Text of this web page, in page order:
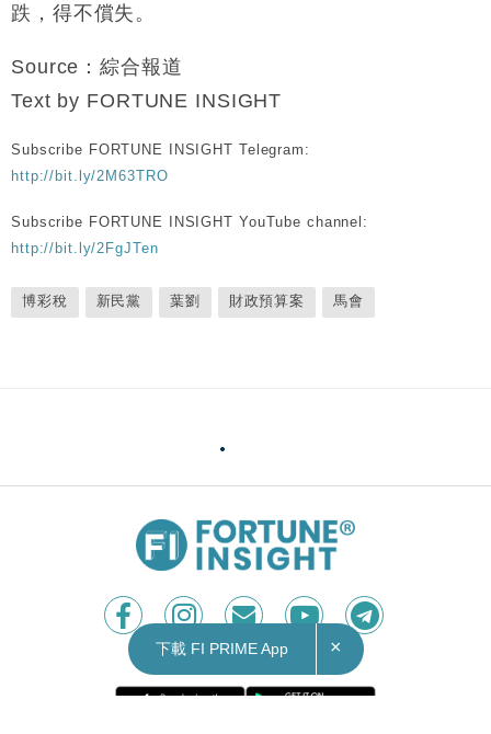
跌，得不償失。
Source：綜合報道
Text by FORTUNE INSIGHT
Subscribe FORTUNE INSIGHT Telegram:
http://bit.ly/2M63TRO
Subscribe FORTUNE INSIGHT YouTube channel:
http://bit.ly/2FgJTen
博彩稅 新民黨 葉劉 財政預算案 馬會
下載 FI PRIME App ×